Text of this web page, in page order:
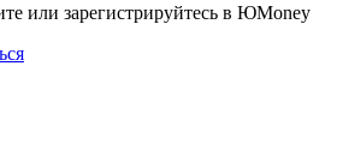
или зарегистрируйтесь в ЮMoney